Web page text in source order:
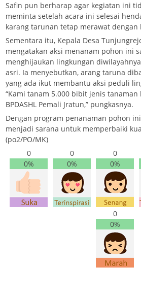
Safin pun berharap agar kegiatan ini
meminta setelah acara ini selesai
karang tarunan tetap merawat dengan
Sementara itu, Kepala Desa
mengatakan aksi menanam pohon ini
menghijaukan lingkungan
asri. Ia menyebutkan, arang taruna
yang ada ikut membantu aksi peduli
“Kami tanam 5.000 bibit jenis
BPDASHL Pemali Jratun,” pungkasnya.
Dengan program penanaman pohon
menjadi sarana untuk memperbaiki
(po2/PO/MK)
0
0%
0
0%
0
0%
0
0%